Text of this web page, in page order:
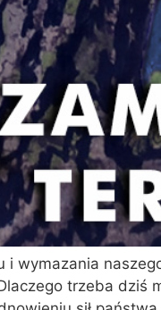
wymazania
trzeba dziś